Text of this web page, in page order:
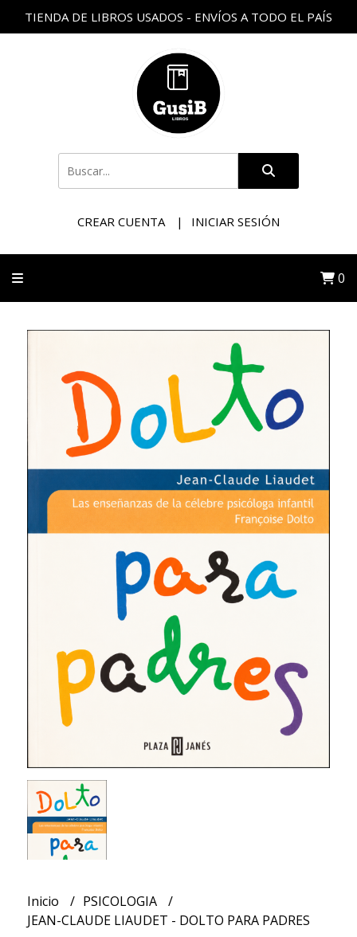
TIENDA DE LIBROS USADOS - ENVÍOS A TODO EL PAÍS
CREAR CUENTA INICIAR SESIÓN
0
Inicio
PSICOLOGIA
JEAN-CLAUDE LIAUDET - DOLTO PARA PADRES